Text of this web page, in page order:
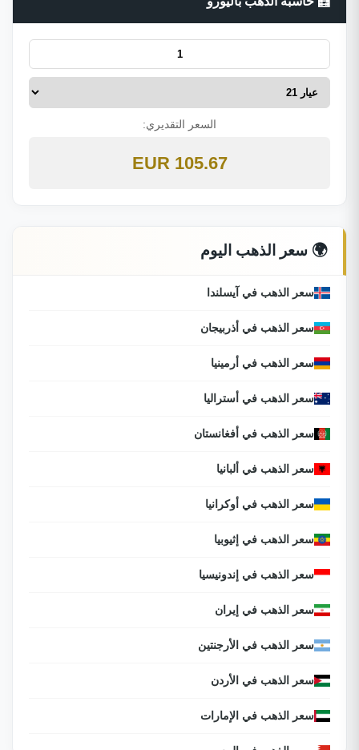
السعر التقديري:
105.67 EUR
🌍 سعر الذهب اليوم
سعر الذهب في آيسلندا
سعر الذهب في أذربيجان
سعر الذهب في أرمينيا
سعر الذهب في أستراليا
سعر الذهب في أفغانستان
سعر الذهب في ألبانيا
سعر الذهب في أوكرانيا
سعر الذهب في إثيوبيا
سعر الذهب في إندونيسيا
سعر الذهب في إيران
سعر الذهب في الأرجنتين
سعر الذهب في الأردن
سعر الذهب في الإمارات